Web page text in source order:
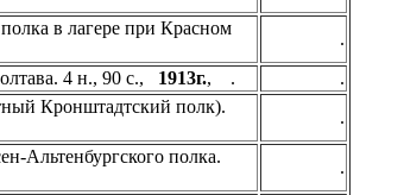
в лагере при Красном
.
4 н., 90 c., 1913г., .
.
Кронштадтский полк).
.
Альтенбургского полка.
.